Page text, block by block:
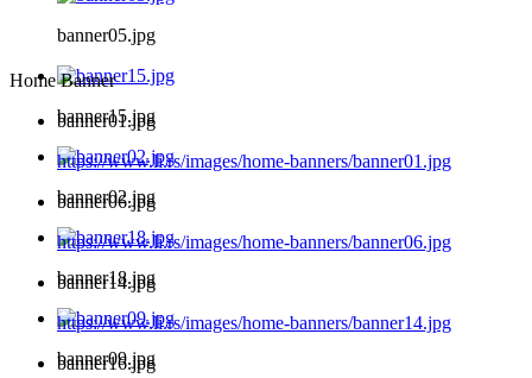
banner05.jpg
banner15.jpg
banner02.jpg
banner18.jpg
banner09.jpg
Home Banner
banner01.jpg
https://www.li.rs/images/home-banners/banner01.jpg
banner06.jpg
https://www.li.rs/images/home-banners/banner06.jpg
banner14.jpg
https://www.li.rs/images/home-banners/banner14.jpg
banner16.jpg